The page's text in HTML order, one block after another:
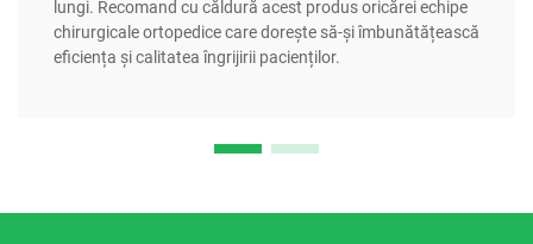
lungi. Recomand cu căldură acest produs oricărei echipe
chirurgicale ortopedice care dorește să-și îmbunătățească
eficiența și calitatea îngrijirii pacienților.